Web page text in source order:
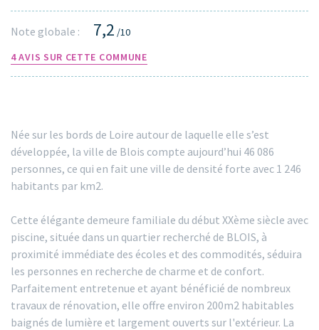
Note globale : 7,2 /10
4 AVIS SUR CETTE COMMUNE
Née sur les bords de Loire autour de laquelle elle s’est
développée, la ville de Blois compte aujourd’hui 46 086
personnes, ce qui en fait une ville de densité forte avec 1 246
habitants par km2.
Cette élégante demeure familiale du début XXème siècle avec
piscine, située dans un quartier recherché de BLOIS, à
proximité immédiate des écoles et des commodités, séduira
les personnes en recherche de charme et de confort.
Parfaitement entretenue et ayant bénéficié de nombreux
travaux de rénovation, elle offre environ 200m2 habitables
baignés de lumière et largement ouverts sur l'extérieur. La